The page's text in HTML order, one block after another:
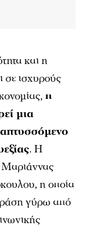
και η
σε ισχυρούς
η
μια
. Η
Μαριάννας
η οποία
γύρω από